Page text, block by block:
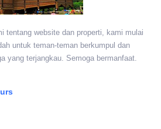
tentang website dan properti, kami mulai
untuk teman-teman berkumpul dan
yang terjangkau. Semoga bermanfaat.